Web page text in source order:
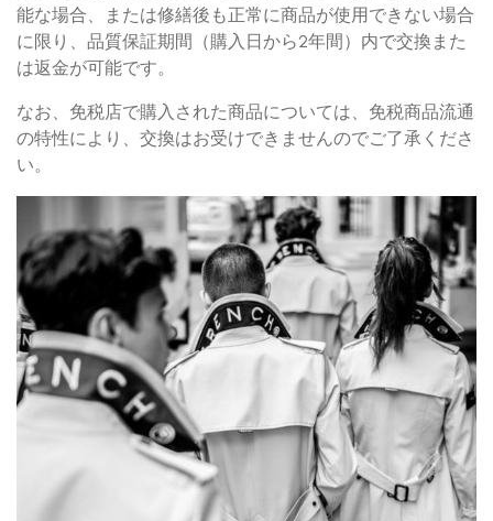
能な場合、または修繕後も正常に商品が使用できない場合
に限り、品質保証期間（購入日から2年間）内で交換また
は返金が可能です。
なお、免税店で購入された商品については、免税商品流通
の特性により、交換はお受けできませんのでご了承くださ
い。